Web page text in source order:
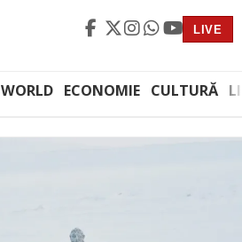
LIVE
WORLD ECONOMIE CULTURĂ